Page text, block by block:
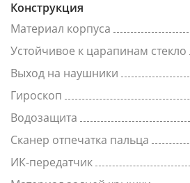
Конструкция
Материал корпуса
Устойчивое к царапинам стекло
Выход на наушники
Гироскоп
Водозащита
Сканер отпечатка пальца
ИК-передатчик